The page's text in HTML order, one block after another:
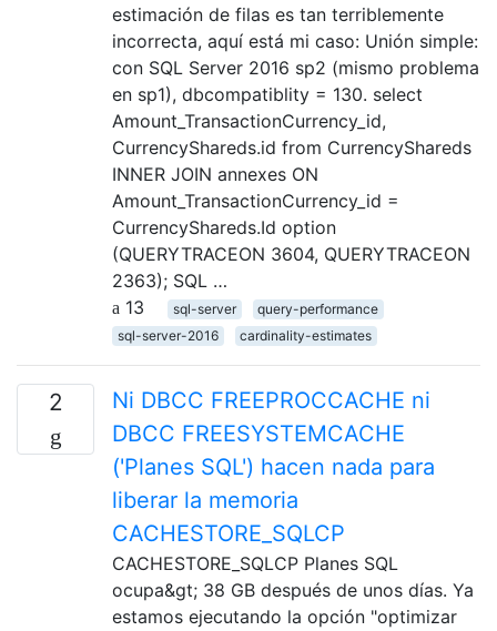
estimación de filas es tan terriblemente
incorrecta, aquí está mi caso: Unión simple:
con SQL Server 2016 sp2 (mismo problema
en sp1), dbcompatiblity = 130. select
Amount_TransactionCurrency_id,
CurrencyShareds.id from CurrencyShareds
INNER JOIN annexes ON
Amount_TransactionCurrency_id =
CurrencyShareds.Id option
(QUERYTRACEON 3604, QUERYTRACEON
2363); SQL …
13
sql-server
query-performance
sql-server-2016
cardinality-estimates
2
Ni DBCC FREEPROCCACHE ni
DBCC FREESYSTEMCACHE
('Planes SQL') hacen nada para
liberar la memoria
CACHESTORE_SQLCP
CACHESTORE_SQLCP Planes SQL
ocupa&gt; 38 GB después de unos días. Ya
estamos ejecutando la opción "optimizar